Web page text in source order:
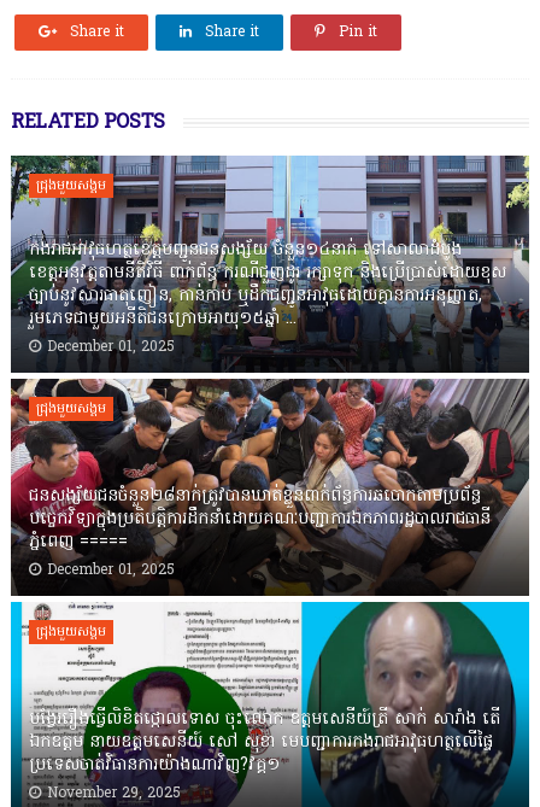
Share it Share it Pin it
RELATED POSTS
ជ្រុងមួយសង្គម
កងរាជឣាវុធហត្ថខេត្តបញ្ជូនជនសង្ស័យ ចំនួន១៤នាក់ ទៅសាលាដំបូង
ខេត្តឣនុវត្តតាមនីតិវិធី ពាក់ព័ន្ធ ករណីជួញដូរ រក្សាទុក និងប្រើប្រាស់ដោយខុស
ច្បាប់នូវសារធាតុញៀន, កាន់កាប់ ឬដឹកជញ្ជូនអាវុធដោយគ្មានការអនុញ្ញាត,
រួមភេទជាមួយអនីតិជនក្រោមអាយុ១៥ឆ្នាំ ...
December 01, 2025
ជ្រុងមួយសង្គម
ជនសង្ស័យជនចំនួន២៨នាក់ត្រូវបានឃាត់ខ្លួនពាក់ព័ន្ធការឆបោកតាមប្រព័ន្ធ
បច្ចេកវិទ្យាក្នុងប្រតិបត្តិការដឹកនាំដោយគណៈបញ្ជាការឯកភាពរដ្ឋបាលរាជធានី
ភ្នំពេញ ‎=====
December 01, 2025
ជ្រុងមួយសង្គម
បង្វែររឿងធ្វើលិខិតថ្កោលទោស ចុះលោក ឧត្តមសេនីយ៍ត្រី សាក់ សារាំង តើ
ឯកឧត្តម នាយឧត្តមសេនីយ៍ សៅ សុខា មេបញ្ជាការកងរាជអាវុធហត្ថលើផ្ទៃ
ប្រទេសចាត់វិធានការយ៉ាងណាវិញ?វគ្គ១
November 29, 2025